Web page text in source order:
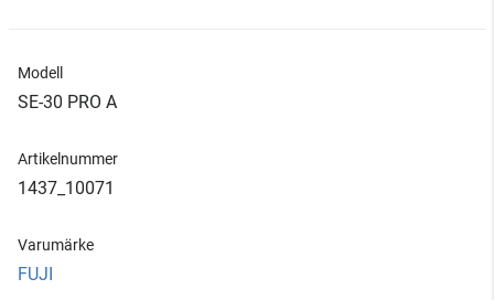
Modell
SE-30 PRO A
Artikelnummer
1437_10071
Varumärke
FUJI